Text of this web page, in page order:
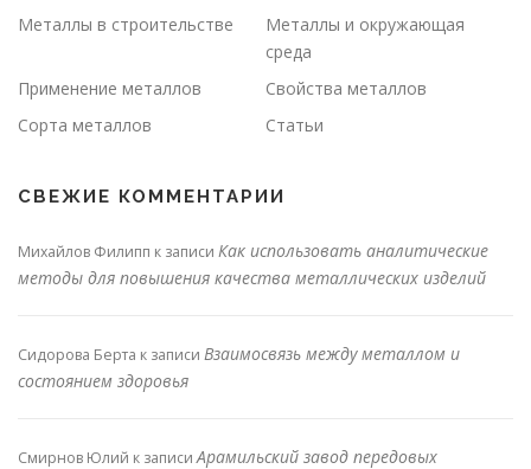
Металлы в строительстве
Металлы и окружающая
среда
Применение металлов
Свойства металлов
Сорта металлов
Статьи
СВЕЖИЕ КОММЕНТАРИИ
Михайлов Филипп к записи Как использовать аналитические
методы для повышения качества металлических изделий
Сидорова Берта к записи Взаимосвязь между металлом и
состоянием здоровья
Смирнов Юлий к записиАрамильский завод передовых